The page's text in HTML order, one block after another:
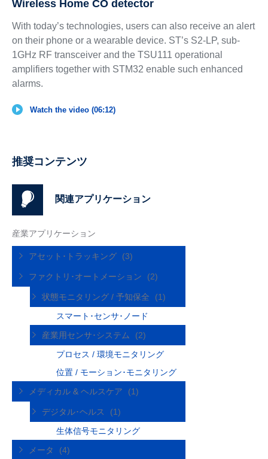
Wireless Home CO detector
With today’s technologies, users can also receive an alert
on their phone or a wearable device. ST’s S2-LP, sub-
1GHz RF transceiver and the TSU111 operational
amplifiers together with STM32 enable such enhanced
alarms.
Watch the video (06:12)
推奨コンテンツ
関連アプリケーション
産業アプリケーション
アセット･トラッキング (3)
ファクトリ･オートメーション (2)
状態モニタリング / 予知保全
(1)
スマート･センサ･ノード
産業用センサ･システム
(2)
プロセス / 環境モニタリング
位置 / モーション･モニタリング
メディカル & ヘルスケア
(1)
デジタル･ヘルス
(1)
生体信号モニタリング
メータ
(4)